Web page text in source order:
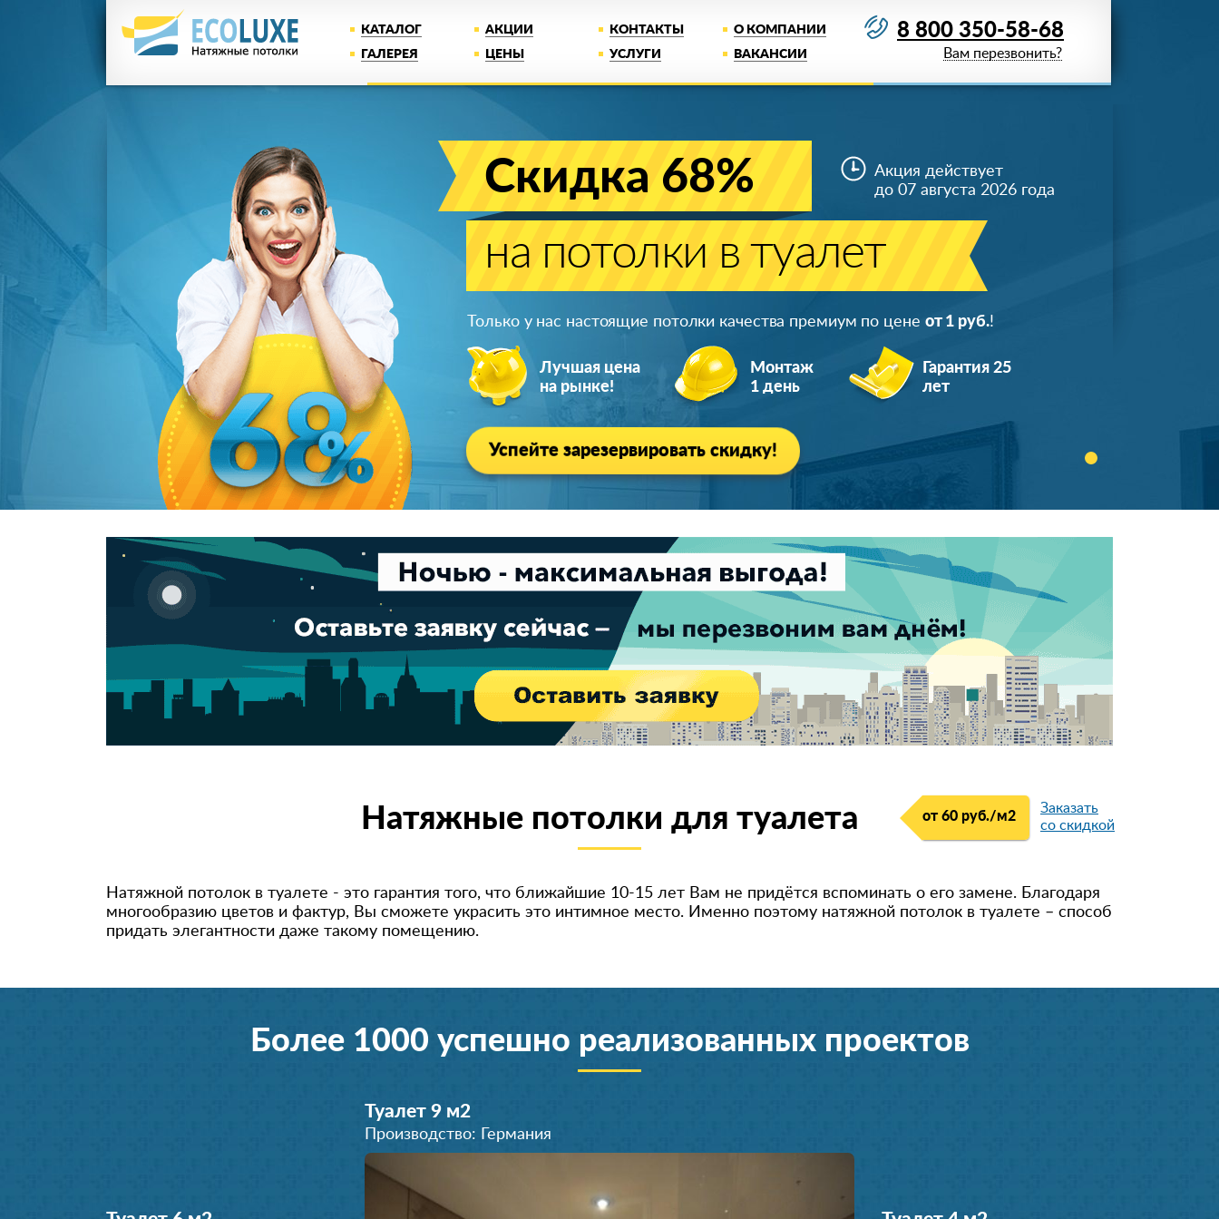
КАТАЛОГ АКЦИИ КОНТАКТЫ
О КОМПАНИИ
ГАЛЕРЕЯ
ЦЕНЫ УСЛУГИ ВАКАНСИИ
8 800 350-58-68
Вам перезвонить?
Скидка 68%
на потолки в туалет
Акция действует
до 07 августа 2026 года
Только у нас настоящие потолки качества премиум по цене от 1 руб.!
Лучшая цена
на рынке!
Монтаж
1 день
Гарантия 25
лет
Успейте зарезервировать скидку!
от 60 руб./м2
Заказать
со скидкой
Натяжные потолки для туалета
Натяжной потолок в туалете - это гарантия того, что ближайшие 10-15 лет Вам не придётся вспоминать о его замене. Благодаря
многообразию цветов и фактур, Вы сможете украсить это интимное место. Именно поэтому натяжной потолок в туалете – способ
придать элегантности даже такому помещению.
Более 1000 успешно реализованных проектов
Туалет 9 м2
Производство: Германия